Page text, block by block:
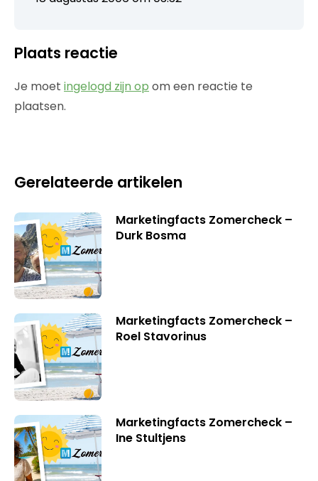
Plaats reactie
Je moet ingelogd zijn op om een reactie te
plaatsen.
Gerelateerde artikelen
Marketingfacts Zomercheck –
Durk Bosma
Marketingfacts Zomercheck –
Roel Stavorinus
Marketingfacts Zomercheck –
Ine Stultjens